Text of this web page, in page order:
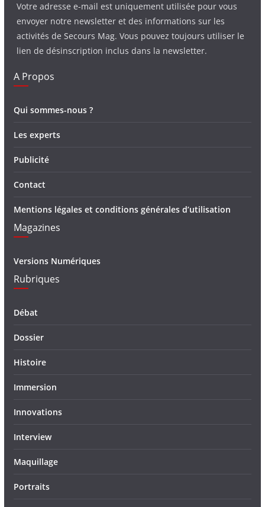
Votre adresse e-mail est uniquement utilisée pour vous
envoyer notre newsletter et des informations sur les
activités de Secours Mag. Vous pouvez toujours utiliser le
lien de désinscription inclus dans la newsletter.
A Propos
Qui sommes-nous ?
Les experts
Publicité
Contact
Mentions légales et conditions générales d’utilisation
Magazines
Versions Numériques
Rubriques
Débat
Dossier
Histoire
Immersion
Innovations
Interview
Maquillage
Portraits